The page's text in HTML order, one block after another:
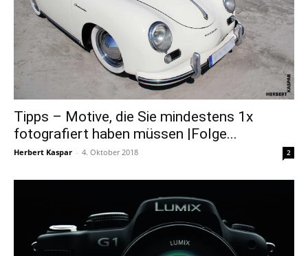
Tipps – Motive, die Sie mindestens 1x
fotografiert haben müssen |Folge...
Herbert Kaspar - 4. Oktober 2018 2